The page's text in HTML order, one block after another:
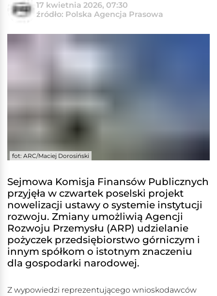
17 kwietnia 2026, 07:30
źródło: Polska Agencja Prasowa
fot: ARC/Maciej Dorosiński
Sejmowa Komisja Finansów Publicznych
przyjęła w czwartek poselski projekt
nowelizacji ustawy o systemie instytucji
rozwoju. Zmiany umożliwią Agencji
Rozwoju Przemysłu (ARP) udzielanie
pożyczek przedsiębiorstwo górniczym i
innym spółkom o istotnym znaczeniu
dla gospodarki narodowej.
Z wypowiedzi reprezentującego wnioskodawców